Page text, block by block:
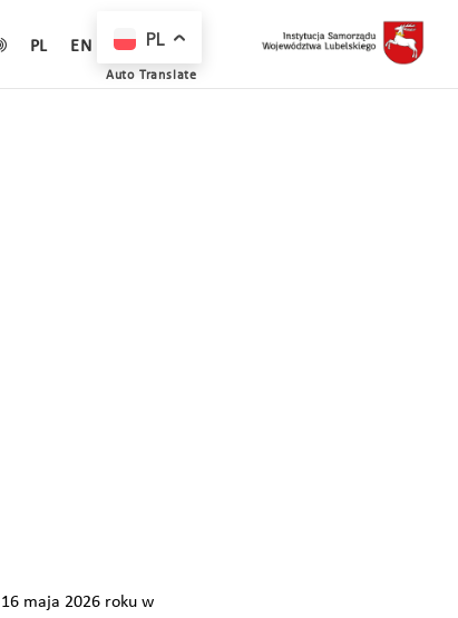
PL EN
maja 2026 roku w
PL
Auto Translate